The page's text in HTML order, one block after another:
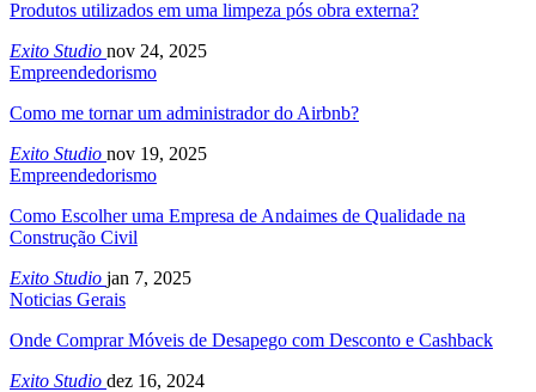
Produtos utilizados em uma limpeza pós obra externa?
Exito Studio nov 24, 2025
Empreendedorismo
Como me tornar um administrador do Airbnb?
Exito Studio nov 19, 2025
Empreendedorismo
Como Escolher uma Empresa de Andaimes de Qualidade na
Construção Civil
Exito Studio jan 7, 2025
Noticias Gerais
Onde Comprar Móveis de Desapego com Desconto e Cashback
Exito Studio dez 16, 2024